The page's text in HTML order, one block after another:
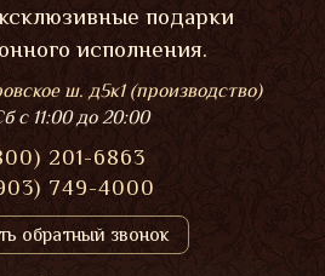
подарки
исполнения.
ш. д5к1 (производство)
с 11:00 до 20:00
201-6863
749-4000
обратный звонок